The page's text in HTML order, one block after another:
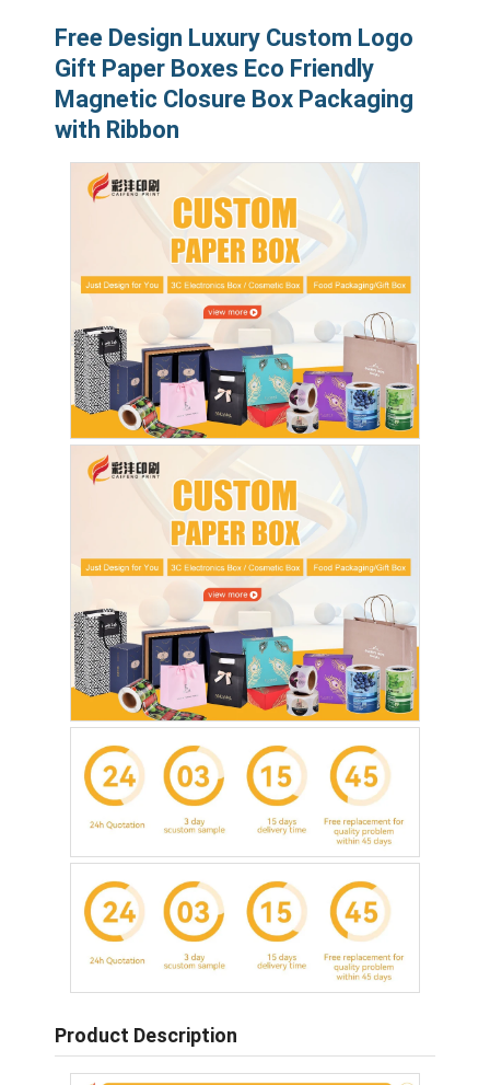
Продукты
Free Design Luxury Custom Logo
Gift Paper Boxes Eco Friendly
Magnetic Closure Box Packaging
with Ribbon
Product Description